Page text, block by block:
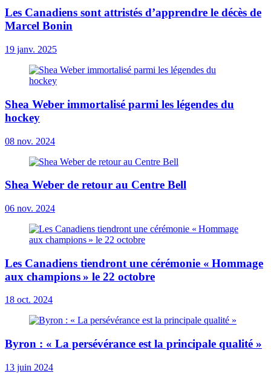
Les Canadiens sont attristés d’apprendre le décès de
Marcel Bonin
19 janv. 2025
Shea Weber immortalisé parmi les légendes du
hockey
08 nov. 2024
Shea Weber de retour au Centre Bell
06 nov. 2024
Les Canadiens tiendront une cérémonie « Hommage
aux champions » le 22 octobre
18 oct. 2024
Byron : « La persévérance est la principale qualité »
13 juin 2024